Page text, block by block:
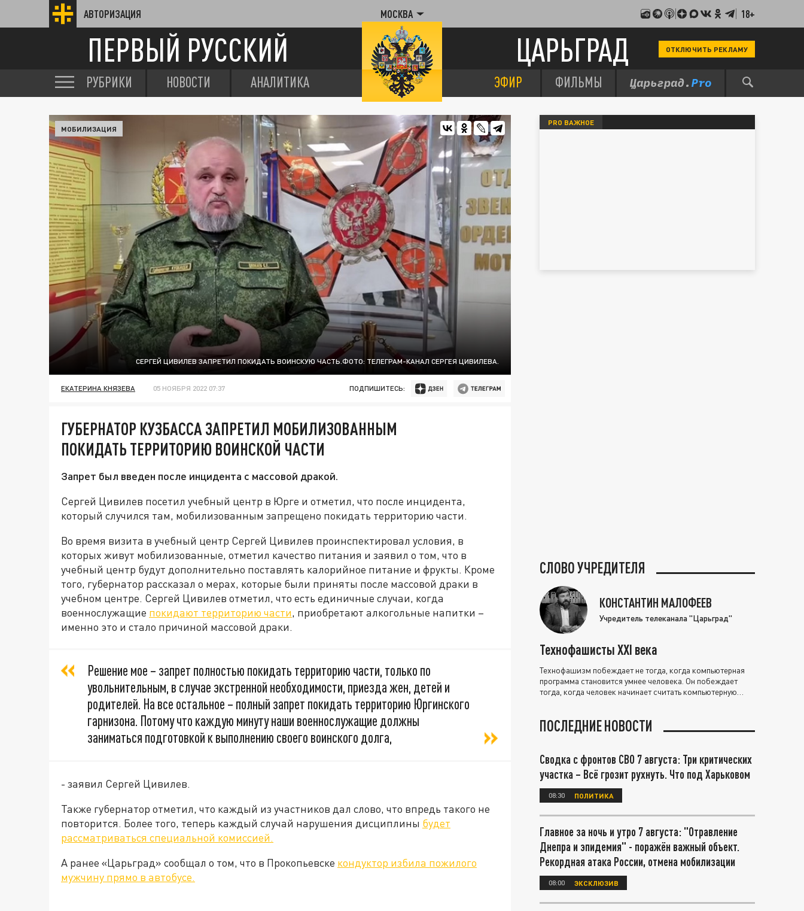
АВТОРИЗАЦИЯ МОСКВА 18+
ПЕРВЫЙ РУССКИЙ ЦАРЬГРАД ОТКЛЮЧИТЬ РЕКЛАМУ
РУБРИКИ НОВОСТИ АНАЛИТИКА ЭФИР ФИЛЬМЫ
СЕРГЕЙ ЦИВИЛЕВ ЗАПРЕТИЛ ПОКИДАТЬ ВОИНСКУЮ ЧАСТЬ.ФОТО: ТЕЛЕГРАМ-КАНАЛ СЕРГЕЯ ЦИВИЛЕВА.
МОБИЛИЗАЦИЯ
ЕКАТЕРИНА КНЯЗЕВА 05 НОЯБРЯ 2022 07:37 ПОДПИШИТЕСЬ:
ГУБЕРНАТОР КУЗБАССА ЗАПРЕТИЛ МОБИЛИЗОВАННЫМ
ПОКИДАТЬ ТЕРРИТОРИЮ ВОИНСКОЙ ЧАСТИ
Запрет был введен после инцидента с массовой дракой.
Сергей Цивилев посетил учебный центр в Юрге и отметил, что после инцидента,
который случился там, мобилизованным запрещено покидать территорию части.
Во время визита в учебный центр Сергей Цивилев проинспектировал условия, в
которых живут мобилизованные, отметил качество питания и заявил о том, что в
учебный центр будут дополнительно поставлять калорийное питание и фрукты. Кроме
того, губернатор рассказал о мерах, которые были приняты после массовой драки в
учебном центре. Сергей Цивилев отметил, что есть единичные случаи, когда
военнослужащие покидают территорию части, приобретают алкогольные напитки –
именно это и стало причиной массовой драки.
Решение мое – запрет полностью покидать территорию части, только по
увольнительным, в случае экстренной необходимости, приезда жен, детей и
родителей. На все остальное – полный запрет покидать территорию Юргинского
гарнизона. Потому что каждую минуту наши военнослужащие должны
заниматься подготовкой к выполнению своего воинского долга,
- заявил Сергей Цивилев.
Также губернатор отметил, что каждый из участников дал слово, что впредь такого не
повторится. Более того, теперь каждый случай нарушения дисциплины будет
рассматриваться специальной комиссией.
А ранее «Царьград» сообщал о том, что в Прокопьевске кондуктор избила пожилого
мужчину прямо в автобусе.
PRO ВАЖНОЕ
СЛОВО УЧРЕДИТЕЛЯ
КОНСТАНТИН МАЛОФЕЕВ
Учредитель телеканала "Царьград"
Технофашисты XXI века
Технофашизм побеждает не тогда, когда компьютерная
программа становится умнее человека. Он побеждает
тогда, когда человек начинает считать компьютерную
ПОСЛЕДНИЕ НОВОСТИ
Сводка с фронтов СВО 7 августа: Три критических
участка – Всё грозит рухнуть. Что под Харьковом
08:30 ПОЛИТИКА
Главное за ночь и утро 7 августа: "Отравление
Днепра и эпидемия" - поражён важный объект.
Рекордная атака России, отмена мобилизации
08:00 ЭКСКЛЮЗИВ